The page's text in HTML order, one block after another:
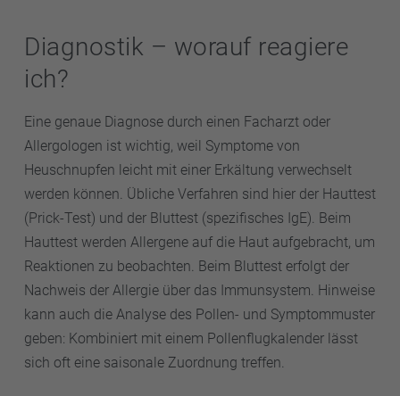
Diagnostik – worauf reagiere
ich?
Eine genaue Diagnose durch einen Facharzt oder
Allergologen ist wichtig, weil Symptome von
Heuschnupfen leicht mit einer Erkältung verwechselt
werden können. Übliche Verfahren sind hier der Hauttest
(Prick-Test) und der Bluttest (spezifisches IgE). Beim
Hauttest werden Allergene auf die Haut aufgebracht, um
Reaktionen zu beobachten. Beim Bluttest erfolgt der
Nachweis der Allergie über das Immunsystem. Hinweise
kann auch die Analyse des Pollen- und Symptommuster
geben: Kombiniert mit einem Pollenflugkalender lässt
sich oft eine saisonale Zuordnung treffen.